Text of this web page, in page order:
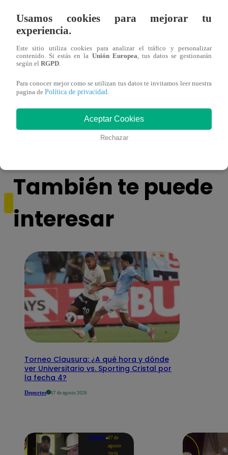
Sofía Franco ocasiona triple choque en
También te puede
interesar
Torneo Clausura: ¿A qué hora y dónde
ver Universitario vs. Sporting Cristal por
la fecha 4?
Deportes 07 de agosto 2026
Mundo 07 de
agosto
Usamos cookies para mejorar tu
experiencia.
Este sitio utiliza cookies para analizar el tráfico y personalizar
contenido. Si estás en la Unión Europea, tus datos se gestionarán
según el RGPD.
Para conocer mejor como se utilizan tus datos te invitamos leer nuestra
pagina de Política de privacidad.
Aceptar Cookies
Rechazar